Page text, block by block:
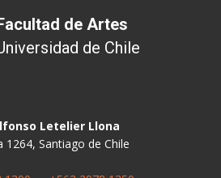
de Artes
de Chile
Letelier Llona
1264, Santiago de Chile